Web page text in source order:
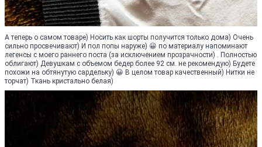
А теперь о самом товаре) Носить как шорты получится только дома) Очень
сильно просвечивают) И пол попы наруже) 😀 по материалу напоминают
легенсы с моего раннего поста (за исключением прозрачности) . Полностью
облигают) Девушкам с объемом бедер более 92 см. не рекомендую) Будете
похожи на обтянутую сардельку) 😀 В целом товар качественный) Нитки не
торчат) Ткань кристально белая)